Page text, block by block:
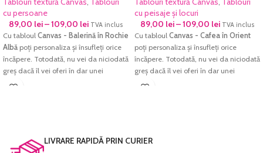
cu persoane
89,00 lei–109,00 lei TVA inclus
Cu tabloul Canvas - Balerină în Rochie
Albă poți personaliza și însufleți orice
încăpere. Totodată, nu vei da niciodată
greș dacă îl vei oferi în dar unei
persoane dragi.
cromatica excelentă și densitatea
maximă pentru negru. Culorile sunt
cu peisaje și locuri
89,00 lei–109,00 lei TVA inclus
Cu tabloul Canvas - Cafea în Orient
poți personaliza și însufleți orice
încăpere. Totodată, nu vei da niciodată
greș dacă îl vei oferi în dar unei
persoane dragi.
maximă pentru negru. Culorile sunt
LIVRARE RAPIDĂ PRIN CURIER